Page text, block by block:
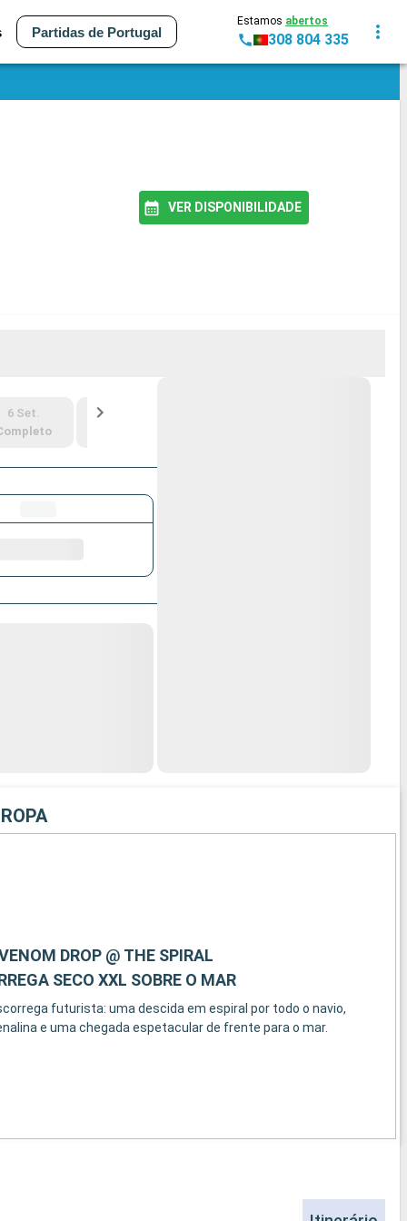
Partidas de Portugal
Estamos abertos
308 804 335
VER DISPONIBILIDADE
6 Set.
DROP @ THE SPIRAL
SECO XXL SOBRE O MAR
futurista: uma descida em espiral por todo o navio,
e uma chegada espetacular de frente para o mar.